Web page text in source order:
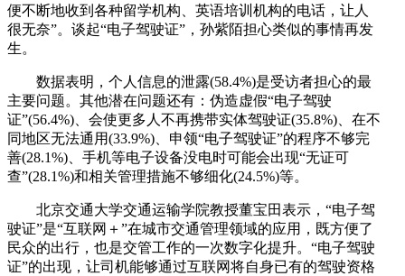
便不断地收到各种留学机构、英语培训机构的电话，让人
很无奈”。谈起“电子驾驶证”，孙紫陌担心类似的事情再发
生。
数据表明，个人信息的泄露(58.4%)是受访者担心的最
主要问题。其他潜在问题还有：伪造虚假“电子驾驶
证”(56.4%)、会使更多人不再携带实体驾驶证(35.8%)、在不
同地区无法通用(33.9%)、申领“电子驾驶证”的程序不够完
善(28.1%)、手机等电子设备没电时可能会出现“无证可
查”(28.1%)和相关管理措施不够细化(24.5%)等。
北京交通大学交通运输学院教授董宝田表示，“电子驾
驶证”是“互联网＋”在城市交通管理领域的应用，既方便了
民众的出行，也是交管工作的一次数字化提升。“电子驾驶
证”的出现，让司机能够通过互联网将自身已有的驾驶资格